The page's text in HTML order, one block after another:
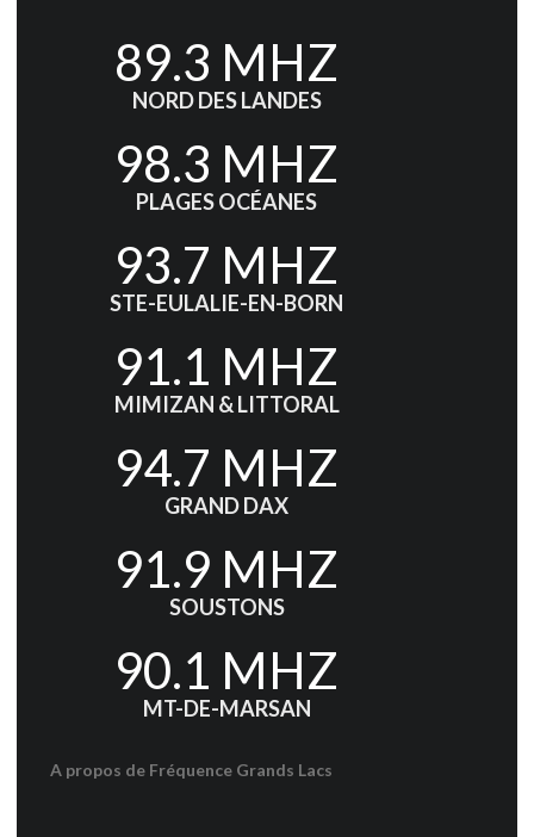
89.3 MHZ
NORD DES LANDES
98.3 MHZ
PLAGES OCÉANES
93.7 MHZ
STE-EULALIE-EN-BORN
91.1 MHZ
MIMIZAN & LITTORAL
94.7 MHZ
GRAND DAX
91.9 MHZ
SOUSTONS
90.1 MHZ
MT-DE-MARSAN
A propos de Fréquence Grands Lacs